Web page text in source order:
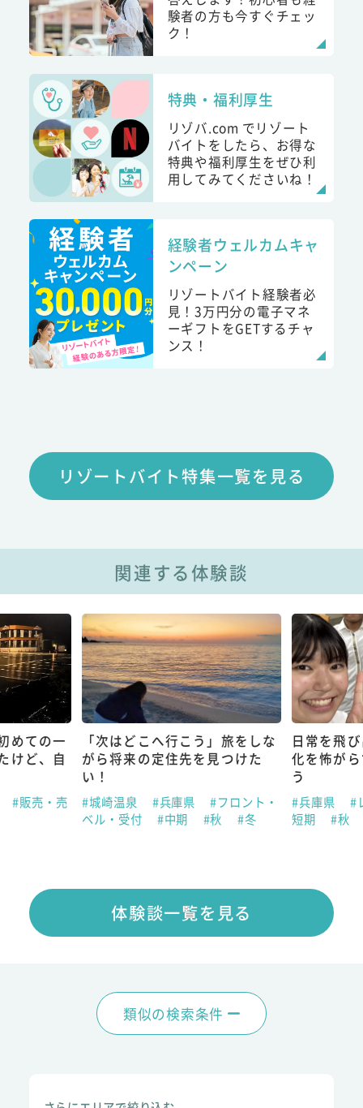
験者の方も今すぐチェッ
ク！
特典・福利厚生
リゾバ.com でリゾート
バイトをしたら、お得な
特典や福利厚生をぜひ利
用してみてくださいね！
経験者ウェルカムキャ
ンペーン
リゾートバイト経験者必
見！3万円分の電子マネ
ーギフトをGETするチャ
ンス！
リゾートバイト特集一覧を見る
関連する体験談
めての一
けど、自
#販売・売
「次はどこへ行こう」旅をしな
がら将来の定住先を見つけた
い！
#城崎温泉 #兵庫県
#フロント・
ベル・受付
#中期 #秋 #冬
日常を飛
化を怖が
う
#兵庫県
#
短期
#秋
体験談一覧を見る
類似の検索条件